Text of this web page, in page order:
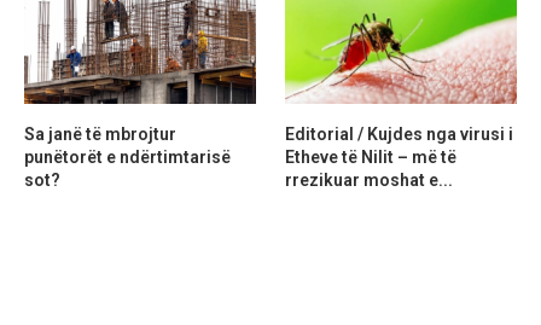
Sa janë të mbrojtur
punëtorët e ndërtimtarisë
sot?
Editorial / Kujdes nga virusi i
Etheve të Nilit – më të
rrezikuar moshat e...